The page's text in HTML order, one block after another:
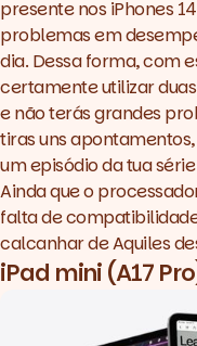
presente nos iPhones
problemas em
dia. Dessa forma, com
certamente utilizar
e não terás grandes
tiras uns
um episódio da tua
Ainda que o
falta de
calcanhar de Aquiles
iPad mini (A17